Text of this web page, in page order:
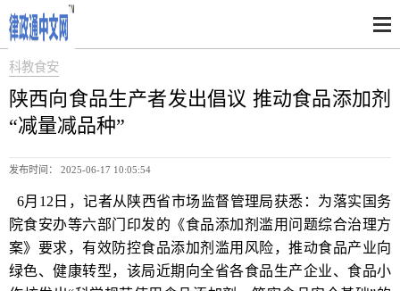
科教食安
陕西向食品生产者发出倡议 推动食品添加剂
“减量减品种”
发布时间： 2025-06-17 10:05:54
6月12日，记者从陕西省市场监督管理局获悉：为落实国务
院食安办等六部门印发的《食品添加剂滥用问题综合治理方
案》要求，有效防控食品添加剂滥用风险，推动食品产业向
绿色、健康转型，该局近期向全省各食品生产企业、食品小